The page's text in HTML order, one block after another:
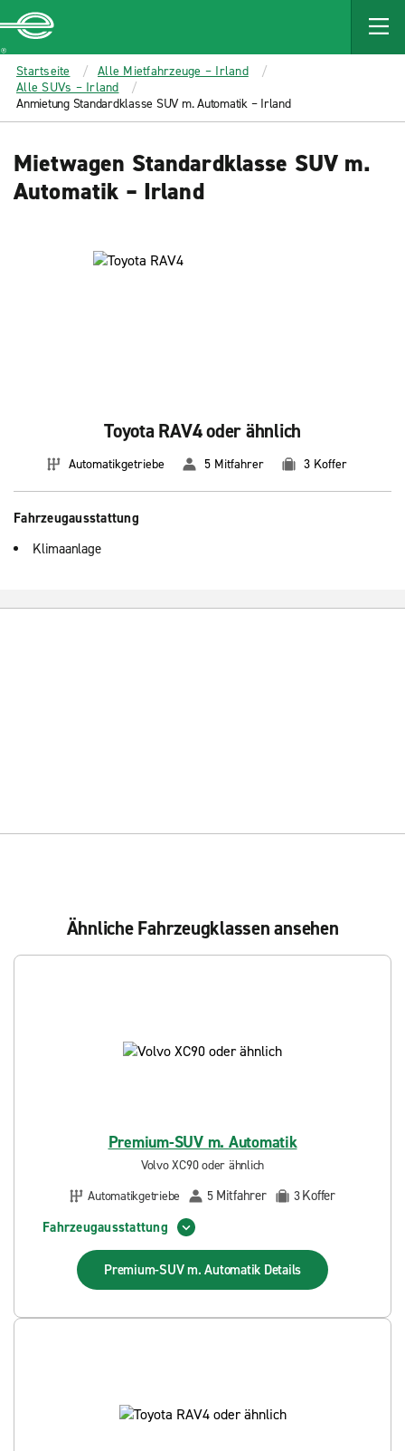
MAIN
CONTENT
Enterprise
Startseite
Alle Mietfahrzeuge – Irland
Alle SUVs – Irland
Anmietung Standardklasse SUV m. Automatik – Irland
Mietwagen Standardklasse SUV m.
Automatik – Irland
Toyota RAV4 oder ähnlich
Automatikgetriebe 5 Mitfahrer 3 Koffer
Fahrzeugausstattung
Klimaanlage
Ähnliche Fahrzeugklassen ansehen
Premium-SUV m. Automatik
Volvo XC90 oder ähnlich
Automatikgetriebe
5 Mitfahrer 3Koffer
Fahrzeugausstattung
Premium-SUV m. Automatik Details